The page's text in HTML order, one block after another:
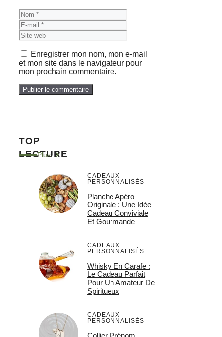
Nom
mail
web
Enregistrer mon nom, mon e-mail
et mon site dans le navigateur pour
mon prochain commentaire.
TOP
LECTURE
Plus
CADEAUX
PERSONNALISÉS
Planche Apéro
Originale : Une Idée
Cadeau Conviviale
Et Gourmande
CADEAUX
PERSONNALISÉS
Whisky En Carafe :
Le Cadeau Parfait
Pour Un Amateur De
Spiritueux
CADEAUX
PERSONNALISÉS
Collier Prénom